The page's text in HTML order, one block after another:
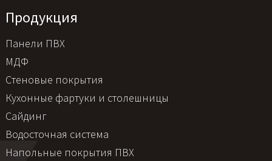
Продукция
Панели ПВХ
МДФ
Стеновые покрытия
Кухонные фартуки и столешницы
Сайдинг
Водосточная система
Напольные покрытия ПВХ